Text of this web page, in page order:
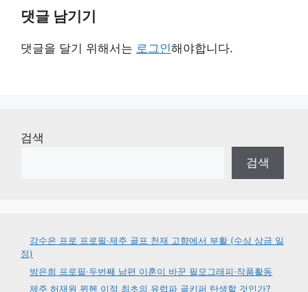
댓글 남기기
댓글을 달기 위해서는 로그인해야합니다.
검색
검색
강수은 프로 프로필·제주 골프 천재 고향에서 부활 (수상 상금 일
정)
방은희 프로필·두번째 남편 이혼이 바꾼 필모그래피·작품활동
제주 허재원 뮌헨 이적 최초의 유럽파 골키퍼 탄생할 것인가?